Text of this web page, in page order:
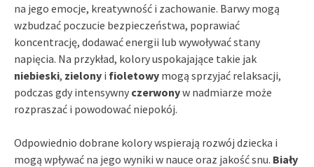
na jego emocje, kreatywność i zachowanie. Barwy mogą
wzbudzać poczucie bezpieczeństwa, poprawiać
koncentrację, dodawać energii lub wywoływać stany
napięcia. Na przykład, kolory uspokajające takie jak
niebieski, zielony i fioletowy mogą sprzyjać relaksacji,
podczas gdy intensywny czerwonyw nadmiarze może
rozpraszać i powodować niepokój.
Odpowiednio dobrane kolory wspierają rozwój dziecka i
mogą wpływać na jego wyniki w nauce oraz jakość snu. Biały